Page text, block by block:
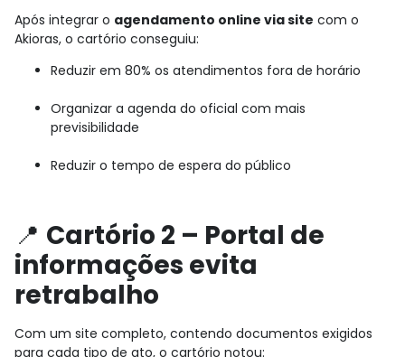
Após integrar o agendamento online via site com o
Akioras, o cartório conseguiu:
Reduzir em 80% os atendimentos fora de horário
Organizar a agenda do oficial com mais
previsibilidade
Reduzir o tempo de espera do público
📍 Cartório 2 – Portal de
informações evita
retrabalho
Com um site completo, contendo documentos exigidos
para cada tipo de ato, o cartório notou: